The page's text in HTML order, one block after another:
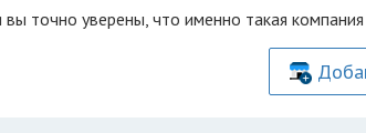
вы точно уверены, что именно такая